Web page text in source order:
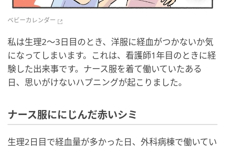
ベビーカレンダー
私は生理2～3日目のとき、洋服に経血がつかないか気
になってしまいます。これは、看護師1年目のときに経
験した出来事です。ナース服を着て働いていたある
日、思いがけないハプニングが起こりました。
ナース服ににじんだ赤いシミ
生理2日目で経血量が多かった日、外科病棟で働いてい